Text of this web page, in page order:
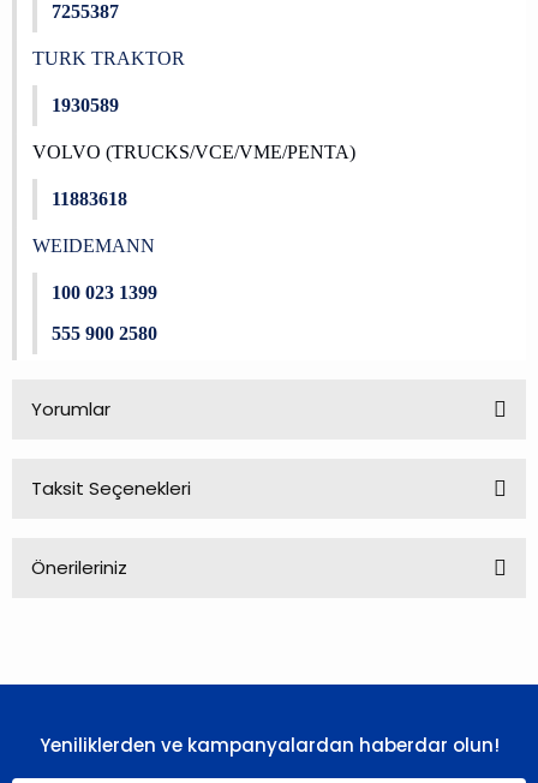
7255387
TURK TRAKTOR
1930589
VOLVO (TRUCKS/VCE/VME/PENTA)
11883618
WEIDEMANN
100 023 1399
555 900 2580
Yorumlar
Taksit Seçenekleri
Önerileriniz
Ürün resmi kalitesiz, bozuk veya görüntülenemiyor.
Yeniliklerden ve kampanyalardan haberdar olun!